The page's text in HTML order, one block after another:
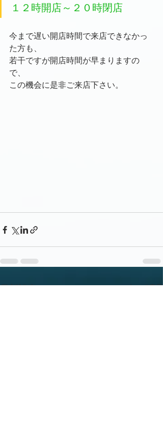
１２時開店～２０時閉店
今まで遅い開店時間で来店できなかっ
た方も、
若干ですが開店時間が早まりますの
で、
この機会に是非ご来店下さい。
すべて表示